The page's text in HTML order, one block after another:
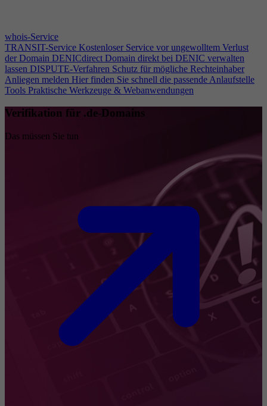
whois-Service
TRANSIT-Service Kostenloser Service vor ungewolltem Verlust
der Domain DENICdirect Domain direkt bei DENIC verwalten
lassen DISPUTE-Verfahren Schutz für mögliche Rechteinhaber
Anliegen melden Hier finden Sie schnell die passende Anlaufstelle
Tools Praktische Werkzeuge & Webanwendungen
Verifikation für .de-Domains
Das müssen Sie tun